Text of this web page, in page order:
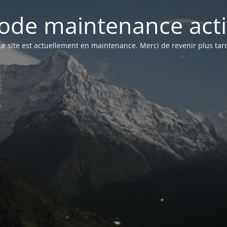
maintenance
site est actuellement en maintenance. Merci de revenir plus